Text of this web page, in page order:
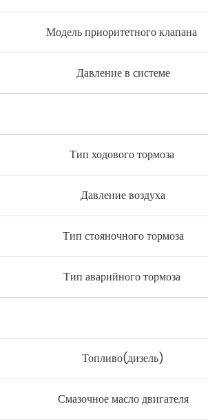
Модель приоритетного клапана
Давление в системе
Тип ходового тормоза
Давление воздуха
Тип стояночного тормоза
Тип аварийного тормоза
Топливо(дизель)
Смазочное масло двигателя